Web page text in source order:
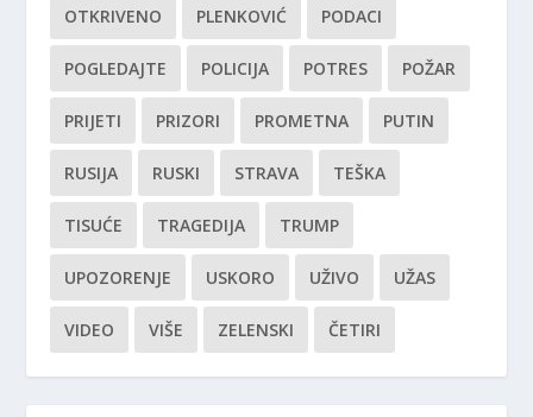
OTKRIVENO PLENKOVIĆ PODACI
POGLEDAJTE POLICIJA POTRES POŽAR
PRIJETI PRIZORI PROMETNA PUTIN
RUSIJA RUSKI STRAVA TEŠKA
TISUĆE TRAGEDIJA TRUMP
UPOZORENJE USKORO UŽIVO UŽAS
VIDEO VIŠE ZELENSKI ČETIRI